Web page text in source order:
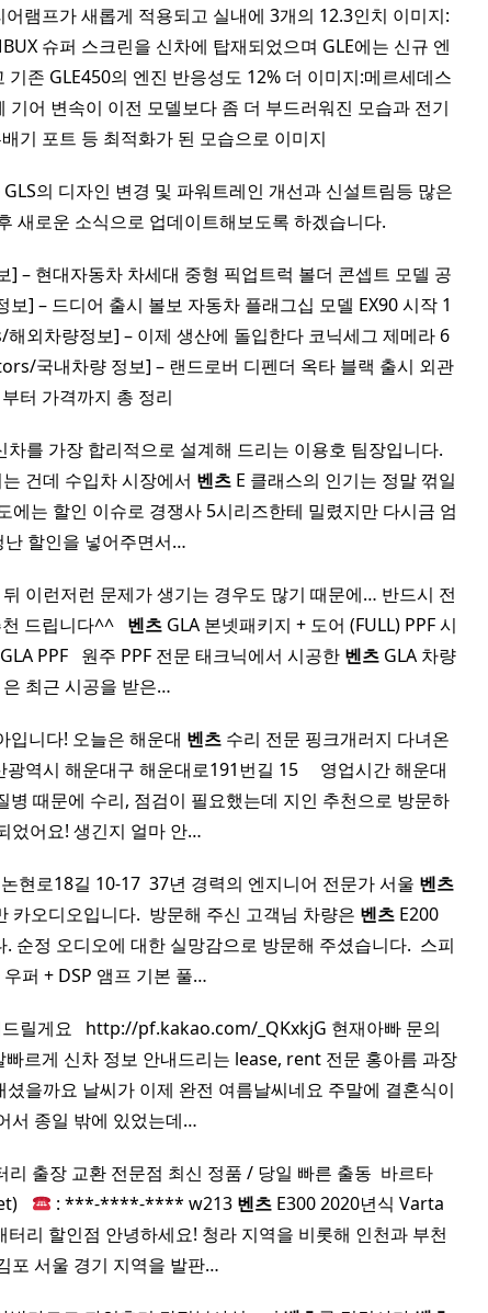
램프가 새롭게 적용되고 실내에 3개의 12.3인치 이미지:
슈퍼 스크린을 신차에 탑재되었으며 GLE에는 신규 엔
존 GLE450의 엔진 반응성도 12% 더 이미지:메르세데스
어 변속이 이전 모델보다 좀 더 부드러워진 모습과 전기
기 포트 등 최적화가 된 모습으로 이미지
의 디자인 변경 및 파워트레인 개선과 신설트림등 많은
새로운 소식으로 업데이트해보도록 하겠습니다.
– 현대자동차 차세대 중형 픽업트럭 볼더 콘셉트 모델 공
] – 드디어 출시 볼보 자동차 플래그십 모델 EX90 시작 1
외차량정보] – 이제 생산에 돌입한다 코닉세그 제메라 6
국내차량 정보] – 랜드로버 디펜더 옥타 블랙 출시 외관
부터 가격까지 총 정리
를 가장 합리적으로 설계해 드리는 이용호 팀장입니다.
건데 수입차 시장에서 벤츠 E 클래스의 인기는 정말 꺾일
에는 할인 이슈로 경쟁사 5시리즈한테 밀렸지만 다시금 엄
난 할인을 넣어주면서…
이런저런 문제가 생기는 경우도 많기 때문에… 반드시 전
드립니다^^
벤츠 GLA 본넷패키지 + 도어 (FULL) PPF 시
PPF ​ ​ 원주 PPF 전문 태크닉에서 시공한 벤츠GLA 차량
은 최근 시공을 받은…
입니다! 오늘은 해운대 벤츠수리 전문 핑크개러지 다녀온
역시 해운대구 해운대로191번길 15 ​ ​ ​ ​ 영업시간 해운대
병 때문에 수리, 점검이 필요했는데 지인 추천으로 방문하
었어요! 생긴지 얼마 안…
현로18길 10-17 ​ 37년 경력의 엔지니어 전문가 서울 벤츠
카오디오입니다. ​ 방문해 주신 고객님 차량은 벤츠E200
순정 오디오에 대한 실망감으로 방문해 주셨습니다. ​ 스피
우퍼 + DSP 앰프 기본 풀…
릴게요 ​ ​ http://pf.kakao.com/_QKxkjG 현재아빠 문의
르게 신차 정보 안내드리는 lease, rent 전문 홍아름 과장
을까요 날씨가 이제 완전 여름날씨네요 주말에 결혼식이
서 종일 밖에 있었는데…
리 출장 교환 전문점 최신 정품 / 당일 빠른 출동 ​ 바르타
: ***-****-**** w213 벤츠E300 2020년식 Varta
리 할인점 안녕하세요! 청라 지역을 비롯해 인천과 부천
포 서울 경기 지역을 발판…